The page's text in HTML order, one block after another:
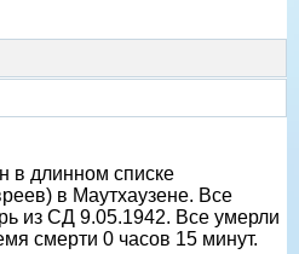
в длинном списке
в Маутхаузене. Все
из СД 9.05.1942. Все умерли
смерти 0 часов 15 минут.